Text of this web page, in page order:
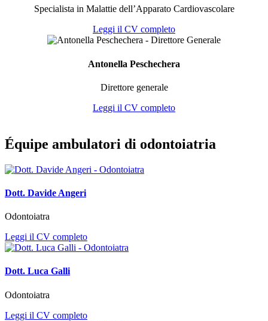
Specialista in Malattie dell’Apparato Cardiovascolare
Leggi il CV completo
Antonella Peschechera
Direttore generale
Leggi il CV completo
Équipe ambulatori di odontoiatria
Dott. Davide Angeri
Odontoiatra
Leggi il CV completo
Dott. Luca Galli
Odontoiatra
Leggi il CV completo